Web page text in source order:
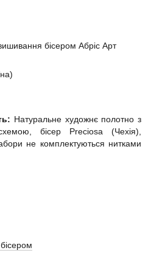
бісером Абріс Арт
Натуральне художнє полотно з
бісер Preciosa (Чехія),
не комплектуються нитками